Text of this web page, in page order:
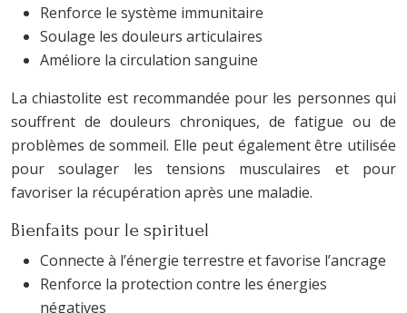
Renforce le système immunitaire
Soulage les douleurs articulaires
Améliore la circulation sanguine
La chiastolite est recommandée pour les personnes qui
souffrent de douleurs chroniques, de fatigue ou de
problèmes de sommeil. Elle peut également être utilisée
pour soulager les tensions musculaires et pour
favoriser la récupération après une maladie.
Bienfaits pour le spirituel
Connecte à l’énergie terrestre et favorise l’ancrage
Renforce la protection contre les énergies
négatives